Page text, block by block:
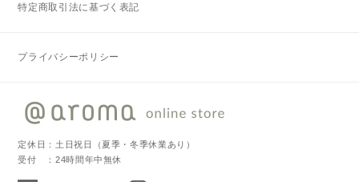
特定商取引法に基づく表記
プライバシーポリシー
定休日：土日祝日（夏季・冬季休業あり）
受付 ：24時間年中無休